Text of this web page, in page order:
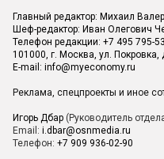
Главный редактор: Михаил
Шеф-редактор: Иван Олегович
Телефон редакции: +7 495 795-
101000, г. Москва, ул. Покровка,
E-mail: info@myeconomy.ru
Реклама, спецпроекты и иное
Игорь Дбар (Руководитель
Email: i.dbar@osnmedia.ru
Телефон: +7 909 936-02-90